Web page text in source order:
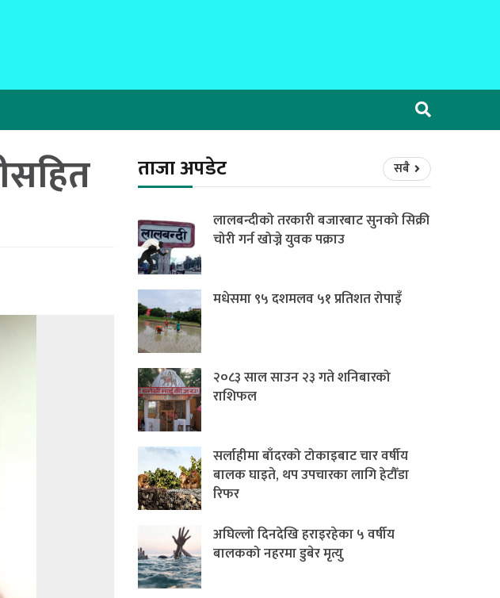
ताजा अपडेट सबै
लालबन्दीको तरकारी बजारबाट सुनको सिक्री
चोरी गर्न खोज्ने युवक पक्राउ
मधेसमा ९५ दशमलव ५१ प्रतिशत रोपाइँ
२०८३ साल साउन २३ गते शनिबारको
राशिफल
सर्लाहीमा बाँदरको टोकाइबाट चार वर्षीय
बालक घाइते, थप उपचारका लागि हेटौँडा
रिफर
अघिल्लो दिनदेखि हराइरहेका ५ वर्षीय
बालकको नहरमा डुबेर मृत्यु